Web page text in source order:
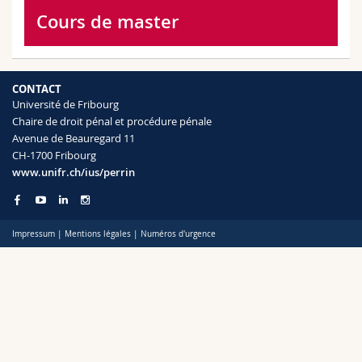
Interfacultaire
Collaborateurs
Doctorants
Webmail
Programme des cours
MyUnifr
Cours de master
CONTACT
Université de Fribourg
Chaire de droit pénal et procédure pénale
Avenue de Beauregard 11
CH-1700 Fribourg
www.unifr.ch/ius/perrin
Impressum | Mentions légales | Numéros d'urgence